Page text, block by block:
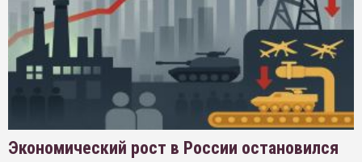
Экономический рост в России остановился